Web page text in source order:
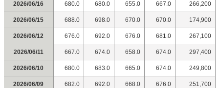
2026/06/16 680.0 680.0 655.0 667.0 266,200
2026/06/15 688.0 698.0 670.0 670.0 174,900
2026/06/12 676.0 692.0 676.0 681.0 267,100
2026/06/11 667.0 674.0 658.0 674.0 297,400
2026/06/10 680.0 683.0 665.0 674.0 249,800
2026/06/09 682.0 692.0 668.0 676.0 251,700